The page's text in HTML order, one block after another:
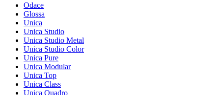
Odace
Glossa
Unica
Unica Studio
Unica Studio Metal
Unica Studio Color
Unica Pure
Unica Modular
Unica Top
Unica Class
Unica Quadro